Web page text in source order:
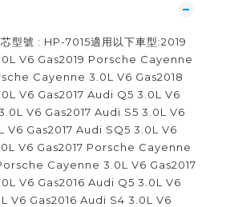
型號 : HP-7015適用以下車型:2019
V6 Gas2019 Porsche Cayenne
Cayenne 3.0L V6 Gas2018
V6 Gas2017 Audi Q5 3.0L V6
V6 Gas2017 Audi S5 3.0L V6
V6 Gas2017 Audi SQ5 3.0L V6
V6 Gas2017 Porsche Cayenne
Cayenne 3.0L V6 Gas2017
V6 Gas2016 Audi Q5 3.0L V6
V6 Gas2016 Audi S4 3.0L V6